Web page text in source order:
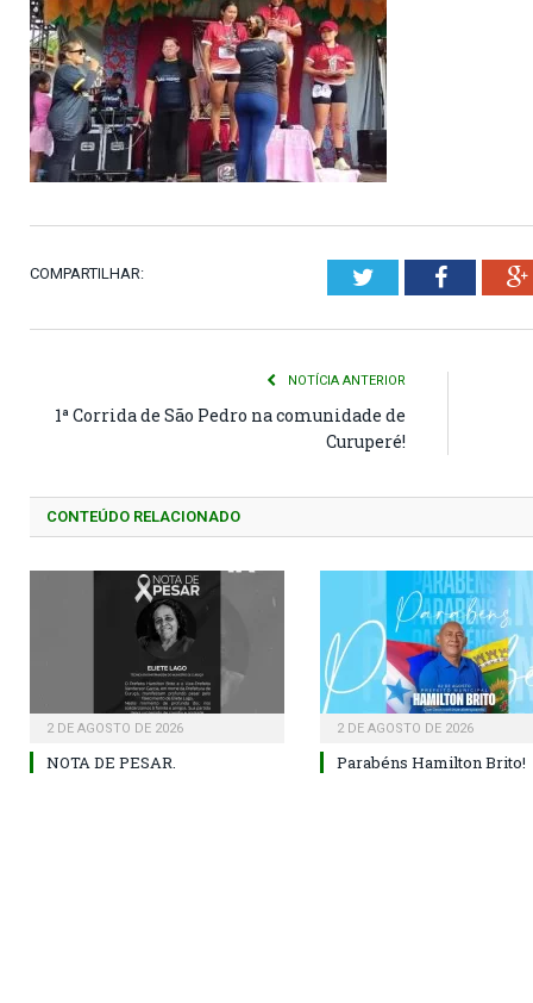
COMPARTILHAR: Twitter
NOTÍCIA ANTERIOR
1ª Corrida de São Pedro na comunidade de
Curuperé!
CONTEÚDO RELACIONADO
2 DE AGOSTO DE 2026
NOTA DE PESAR.
2 DE AGOSTO DE 2026
Parabéns Hamilton Brito!